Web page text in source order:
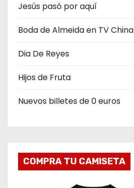
e
e
n
t
r
a
Jesús pasó por aquí
Boda de Almeida en TV China
Dia De Reyes
Hijos de Fruta
Nuevos billetes de 0 euros
COMPRA TU CAMISETA